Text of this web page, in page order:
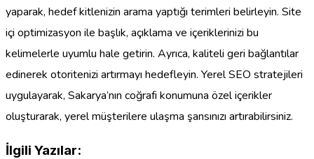
yaparak, hedef kitlenizin arama yaptığı terimleri belirleyin. Site
içi optimizasyon ile başlık, açıklama ve içeriklerinizi bu
kelimelerle uyumlu hale getirin. Ayrıca, kaliteli geri bağlantılar
edinerek otoritenizi artırmayı hedefleyin. Yerel SEO stratejileri
uygulayarak, Sakarya’nın coğrafi konumuna özel içerikler
oluşturarak, yerel müşterilere ulaşma şansınızı artırabilirsiniz.
İlgili Yazılar: